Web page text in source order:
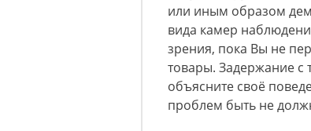
или иным образом
вида камер
зрения, пока Вы не
товары. Задержание с
объясните своё
проблем быть не